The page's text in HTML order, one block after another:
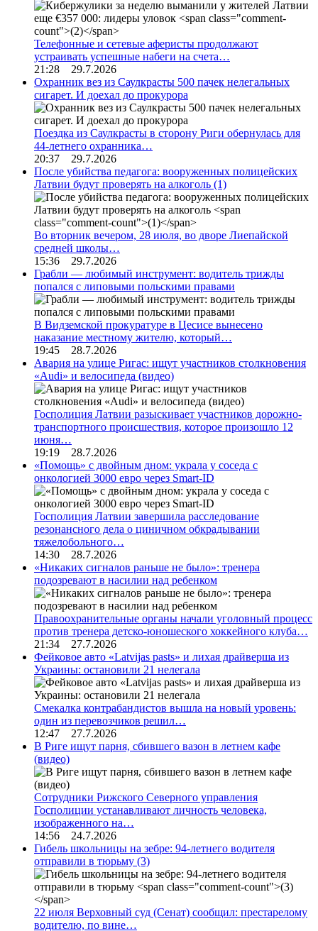
Телефонные и сетевые аферисты продолжают
устраивать успешные набеги на счета…
21:28 29.7.2026
Охранник вез из Саулкрасты 500 пачек нелегальных
сигарет. И доехал до прокурора
Поездка из Саулкрасты в сторону Риги обернулась для
44-летнего охранника…
20:37 29.7.2026
После убийства педагога: вооруженных полицейских
Латвии будут проверять на алкоголь (1)
Во вторник вечером, 28 июля, во дворе Лиепайской
средней школы…
15:36 29.7.2026
Грабли — любимый инструмент: водитель трижды
попался с липовыми польскими правами
В Видземской прокуратуре в Цесисе вынесено
наказание местному жителю, который…
19:45 28.7.2026
Авария на улице Ригас: ищут участников столкновения
«Audi» и велосипеда (видео)
Госполиция Латвии разыскивает участников дорожно-
транспортного происшествия, которое произошло 12
июня…
19:19 28.7.2026
«Помощь» с двойным дном: украла у соседа с
онкологией 3000 евро через Smart-ID
Госполиция Латвии завершила расследование
резонансного дела о циничном обкрадывании
тяжелобольного…
14:30 28.7.2026
«Никаких сигналов раньше не было»: тренера
подозревают в насилии над ребенком
Правоохранительные органы начали уголовный процесс
против тренера детско-юношеского хоккейного клуба…
21:34 27.7.2026
Фейковое авто «Latvijas pasts» и лихая драйверша из
Украины: остановили 21 нелегала
Смекалка контрабандистов вышла на новый уровень:
один из перевозчиков решил…
12:47 27.7.2026
В Риге ищут парня, сбившего вазон в летнем кафе
(видео)
Сотрудники Рижского Северного управления
Госполиции устанавливают личность человека,
изображенного на…
14:56 24.7.2026
Гибель школьницы на зебре: 94-летнего водителя
отправили в тюрьму (3)
22 июля Верховный суд (Сенат) сообщил: престарелому
водителю, по вине…